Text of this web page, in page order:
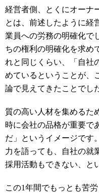
経営者側、とくにオーナ
とは、前述したように経
業員への労務の明確化で
ちの権利の明確化を求め
れと同じくらい、「自社
めているということが、
論で見えてきたことでし
質の高い人材を集めるた
時に会社の品格が重要で
だ」というイメージです
力を語っても、自社の就
採用活動もできない、と
この1年間でもっとも苦